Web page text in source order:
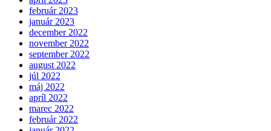
február 2023
január 2023
december 2022
november 2022
september 2022
august 2022
júl 2022
máj 2022
apríl 2022
marec 2022
február 2022